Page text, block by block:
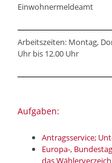
Einwohnermeldeamt
Arbeitszeiten: Montag,
Uhr bis 12.00 Uhr
Aufgaben:
Antragsservice;
Europa-,
das